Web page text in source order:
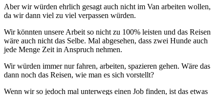
Aber wir würden ehrlich gesagt auch nicht im Van arbeiten wollen,
da wir dann viel zu viel verpassen würden.
Wir könnten unsere Arbeit so nicht zu 100% leisten und das Reisen
wäre auch nicht das Selbe. Mal abgesehen, dass zwei Hunde auch
jede Menge Zeit in Anspruch nehmen.
Wir würden immer nur fahren, arbeiten, spazieren gehen. Wäre das
dann noch das Reisen, wie man es sich vorstellt?
Wenn wir so jedoch mal unterwegs einen Job finden, ist das etwas